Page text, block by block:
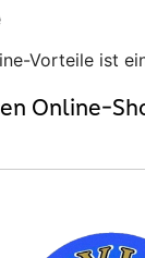
Vorteile ist